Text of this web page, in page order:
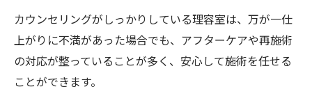
カウンセリングがしっかりしている理容室は、万が一仕
上がりに不満があった場合でも、アフターケアや再施術
の対応が整っていることが多く、安心して施術を任せる
ことができます。